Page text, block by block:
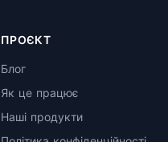
ПРОЄКТ
Блог
Як це працює
Наші продукти